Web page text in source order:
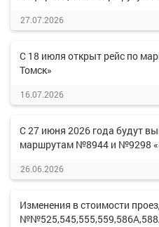
27.07.2026
С 18 июля открыт рейс по
Томск»
16.07.2026
С 27 июня 2026 года будут
маршрутам №8944 и №9298
26.06.2026
Изменения в стоимости